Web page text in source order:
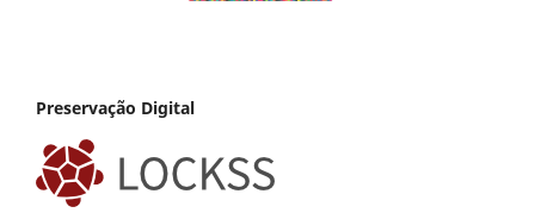
Preservação Digital